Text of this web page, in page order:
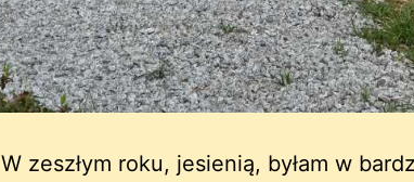
W zeszłym roku, jesienią, byłam w